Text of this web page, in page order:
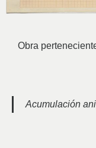
Obra
Acumulación